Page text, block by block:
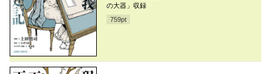
の大器」収録
759pt